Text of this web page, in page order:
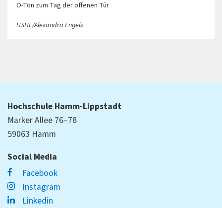
O-Ton zum Tag der offenen Tür
HSHL/Alexandra Engels
Hochschule Hamm-Lippstadt
Marker Allee 76–78
59063 Hamm
Social Media
Facebook
Instagram
Linkedin